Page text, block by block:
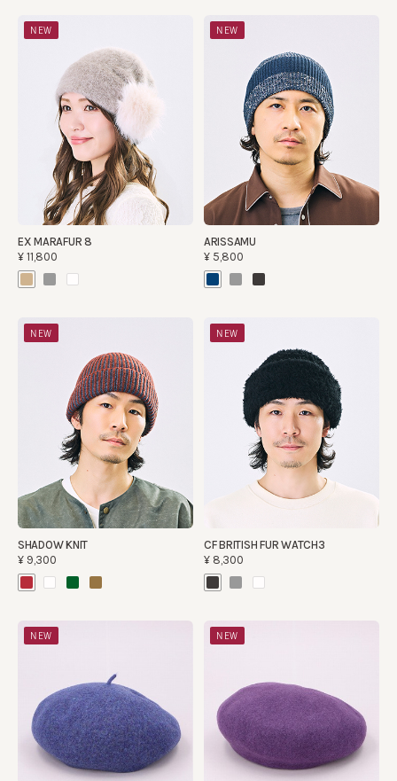
NEW
EX MARAFUR 8
¥11,800
NEW
ARISSAMU
¥5,800
NEW
SHADOW KNIT
¥9,300
NEW
CF BRITISH FUR WATCH3
¥8,300
NEW NEW